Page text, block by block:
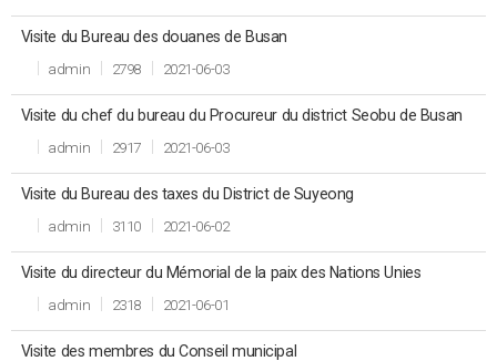
Visite du Bureau des douanes de Busan
admin
2798 2021-06-03
Visite du chef du bureau du Procureur du district Seobu de Busan
admin
2917 2021-06-03
Visite du Bureau des taxes du District de Suyeong
admin
3110 2021-06-02
Visite du directeur du Mémorial de la paix des Nations Unies
admin
2318 2021-06-01
Visite des membres du Conseil municipal